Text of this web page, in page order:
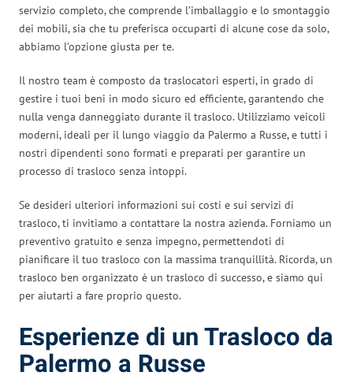
servizio completo, che comprende l’imballaggio e lo smontaggio
dei mobili, sia che tu preferisca occuparti di alcune cose da solo,
abbiamo l’opzione giusta per te.
Il nostro team è composto da traslocatori esperti, in grado di
gestire i tuoi beni in modo sicuro ed efficiente, garantendo che
nulla venga danneggiato durante il trasloco. Utilizziamo veicoli
moderni, ideali per il lungo viaggio da Palermo a Russe, e tutti i
nostri dipendenti sono formati e preparati per garantire un
processo di trasloco senza intoppi.
Se desideri ulteriori informazioni sui costi e sui servizi di
trasloco, ti invitiamo a contattare la nostra azienda. Forniamo un
preventivo gratuito e senza impegno, permettendoti di
pianificare il tuo trasloco con la massima tranquillità. Ricorda, un
trasloco ben organizzato è un trasloco di successo, e siamo qui
per aiutarti a fare proprio questo.
Esperienze di un Trasloco da
Palermo a Russe